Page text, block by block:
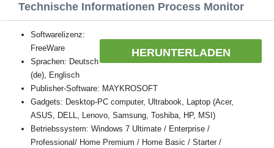
Technische Informationen Process Monitor
HERUNTERLADEN
Softwarelizenz:
FreeWare
Sprachen: Deutsch
(de), Englisch
Publisher-Software: MAYKROSOFT
Gadgets: Desktop-PC computer, Ultrabook, Laptop (Acer,
ASUS, DELL, Lenovo, Samsung, Toshiba, HP, MSI)
Betriebssystem: Windows 7 Ultimate / Enterprise /
Professional/ Home Premium / Home Basic / Starter /